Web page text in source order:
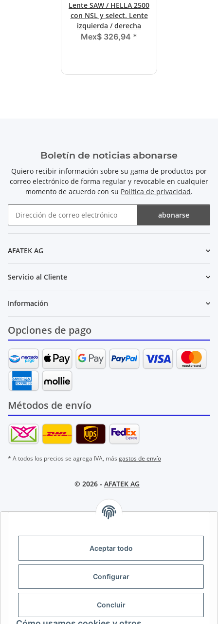
Aceptar todo
Configurar
Concluir
Lente SAW / HELLA 2500
con NSL y select. Lente
izquierda / derecha
Mex$ 326,94 *
Boletín de noticias abonarse
Quiero recibir información sobre su gama de productos por
correo electrónico de forma regular y revocable en cualquier
momento de acuerdo con su Política de privacidad.
abonarse
AFATEK AG
Servicio al Cliente
Información
Opciones de pago
Métodos de envío
* A todos los precios se agrega IVA, más gastos de envío
© 2026 - AFATEK AG
SELECT REGION & LANGUAGE | CHOISIR LA RÉGION ET LA
DE AT CH (DE) CH (FR)
BE (NL)